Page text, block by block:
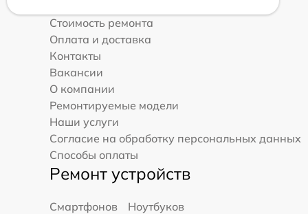
Стоимость ремонта
Оплата и доставка
Контакты
Вакансии
О компании
Ремонтируемые модели
Наши услуги
Согласие на обработку персональных данных
Способы оплаты
Ремонт устройств
Смартфонов
Ноутбуков